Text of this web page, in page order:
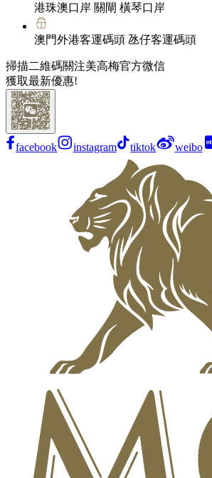
港珠澳口岸 關閘 橫琴口岸
澳門外港客運碼頭 氹仔客運碼頭
掃描二維碼關注美高梅官方微信
獲取最新優惠!
facebook instagram tiktok weibo